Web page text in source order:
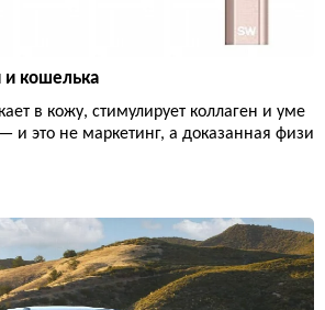
и кошелька
в кожу, стимулирует коллаген и уме
и это не маркетинг, а доказанная физи